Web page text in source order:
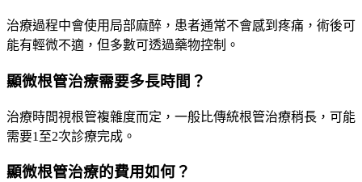
治療過程中會使用局部麻醉，患者通常不會感到疼痛，術後可
能有輕微不適，但多數可透過藥物控制。
顯微根管治療需要多長時間？
治療時間視根管複雜度而定，一般比傳統根管治療稍長，可能
需要1至2次診療完成。
顯微根管治療的費用如何？